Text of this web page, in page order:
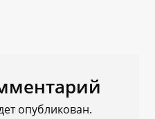
опубликован.